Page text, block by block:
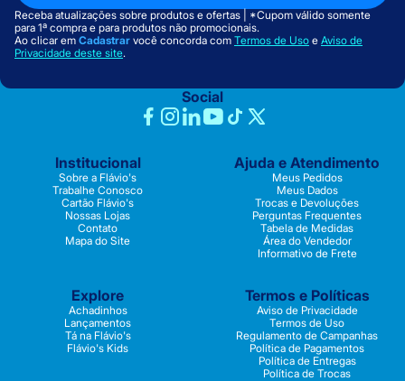
Receba atualizações sobre produtos e ofertas | *Cupom válido somente
para 1ª compra e para produtos não promocionais.
Ao clicar em Cadastrar você concorda com Termos de Uso e Aviso de
Privacidade deste site.
Social
Institucional
Sobre a Flávio's
Trabalhe Conosco
Cartão Flávio's
Nossas Lojas
Contato
Mapa do Site
Ajuda e Atendimento
Meus Pedidos
Meus Dados
Trocas e Devoluções
Perguntas Frequentes
Tabela de Medidas
Área do Vendedor
Informativo de Frete
Explore
Achadinhos
Lançamentos
Tá na Flávio's
Flávio's Kids
Termos e Políticas
Aviso de Privacidade
Termos de Uso
Regulamento de Campanhas
Política de Pagamentos
Política de Entregas
Política de Trocas